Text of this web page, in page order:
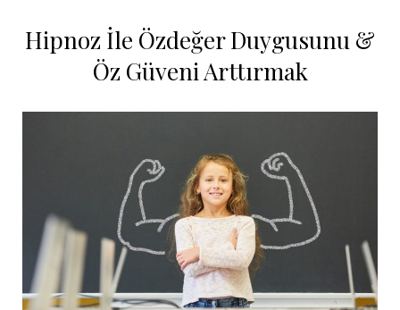
Hipnoz İle Özdeğer Duygusunu &
Öz Güveni Arttırmak